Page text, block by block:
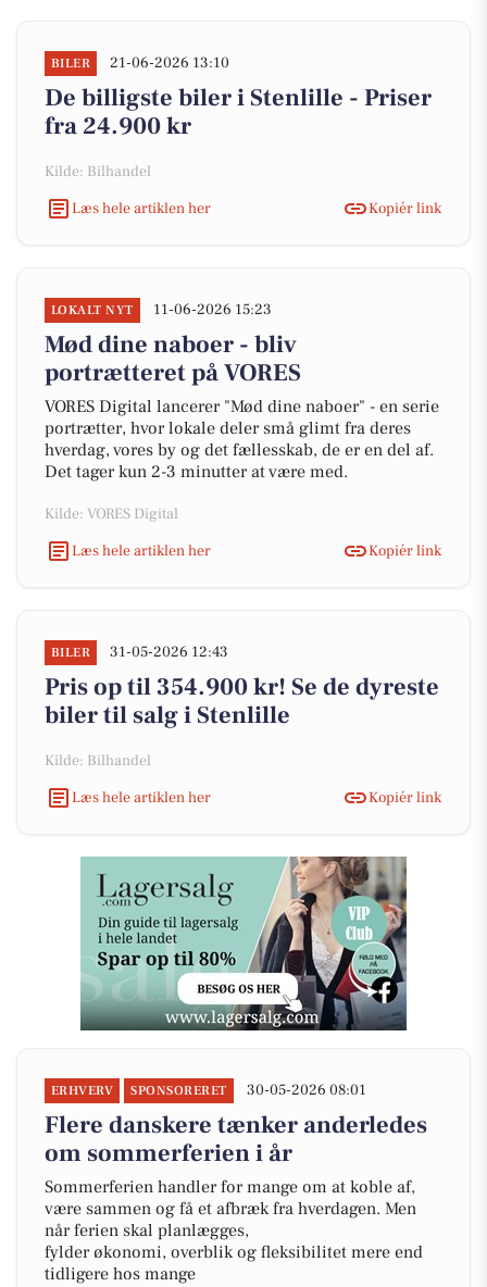
BILER 21-06-2026 13:10
De billigste biler i Stenlille - Priser
fra 24.900 kr
Kilde: Bilhandel
Læs hele artiklen her
Kopiér link
LOKALT NYT 11-06-2026 15:23
Mød dine naboer - bliv
portrætteret på VORES
VORES Digital lancerer "Mød dine naboer" - en serie
portrætter, hvor lokale deler små glimt fra deres
hverdag, vores by og det fællesskab, de er en del af.
Det tager kun 2-3 minutter at være med.
Kilde: VORES Digital
Læs hele artiklen her
Kopiér link
BILER 31-05-2026 12:43
Pris op til 354.900 kr! Se de dyreste
biler til salg i Stenlille
Kilde: Bilhandel
Læs hele artiklen her
Kopiér link
ERHVERV SPONSORERET 30-05-2026 08:01
Flere danskere tænker anderledes
om sommerferien i år
Sommerferien handler for mange om at koble af,
være sammen og få et afbræk fra hverdagen. Men
når ferien skal planlægges,
fylder økonomi, overblik og fleksibilitet mere end
tidligere hos mange